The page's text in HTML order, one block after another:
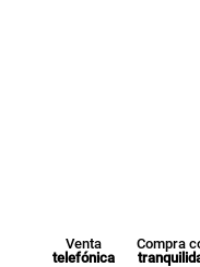
Venta
telefónica
Compra